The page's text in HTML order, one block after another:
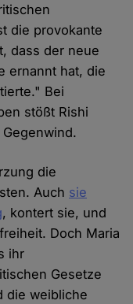
die provokante
dass der neue
ernannt hat, die
Bei
stößt Rishi
die
Auch sie
, kontert sie, und
Doch Maria
ihr
Gesetze
die weibliche